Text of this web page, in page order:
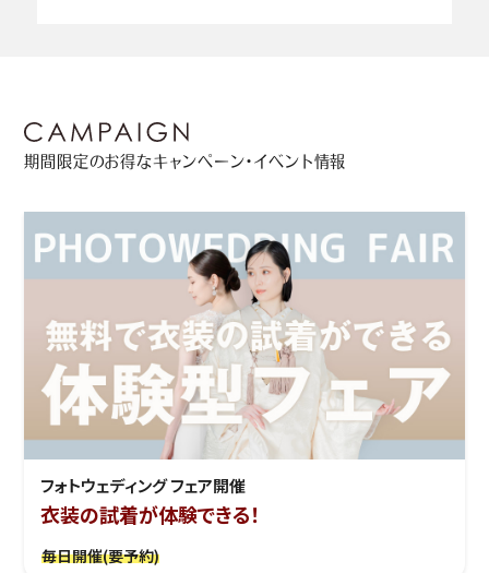
期間限定のお得なキャンペーン・イベント情報
フォトウェディング フェア開催
衣装の試着が体験できる！
毎日開催(要予約)